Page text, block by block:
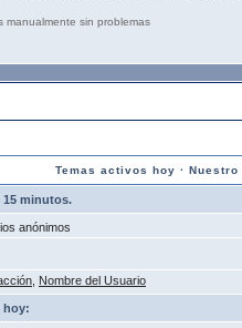
manualmente sin problemas
Temas activos hoy · Nuestro
15 minutos.
anónimos
Nombre del Usuario
hoy: